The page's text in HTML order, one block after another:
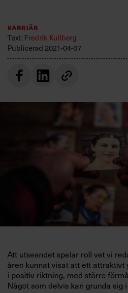
Logga in
Prenumerera
Sök
efter:
Karriär
Text: Fredrik Kullberg
Publicerad 2021-04-07
Att utseendet spelar roll vet vi
åren kunnat visat att ett
i positiv riktning, med större
Något som delvis kan grunda sig